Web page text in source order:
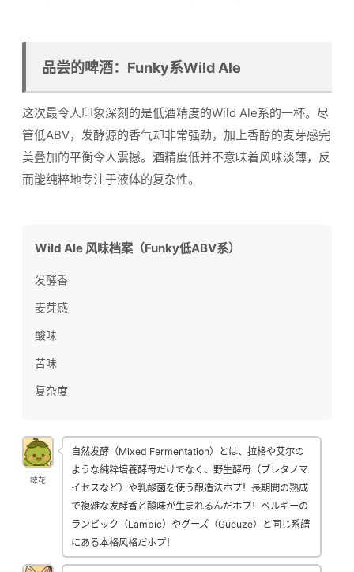
品尝的啤酒：Funky系Wild Ale
这次最令人印象深刻的是低酒精度的Wild Ale系的一杯。尽
管低ABV，发酵源的香气却非常强劲，加上香醇的麦芽感完
美叠加的平衡令人震撼。酒精度低并不意味着风味淡薄，反
而能纯粹地专注于液体的复杂性。
Wild Ale 风味档案（Funky低ABV系）
发酵香
麦芽感
酸味
苦味
复杂度
啤花
自然发酵（Mixed Fermentation）とは、拉格や艾尔の
ような純粋培養酵母だけでなく、野生酵母（ブレタノマ
イセスなど）や乳酸菌を使う酿造法ホプ！長期間の熟成
で複雑な发酵香と酸味が生まれるんだホプ！ベルギーの
ランビック（Lambic）やグーズ（Gueuze）と同じ系譜
にある本格风格だホプ！